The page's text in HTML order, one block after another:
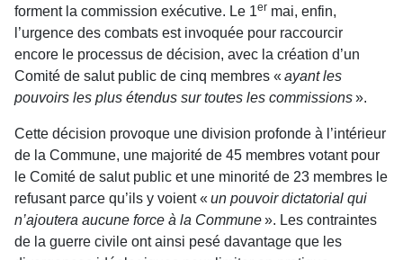
forment la commission exécutive. Le 1er mai, enfin,
l’urgence des combats est invoquée pour raccourcir
encore le processus de décision, avec la création d’un
Comité de salut public de cinq membres « ayant les
pouvoirs les plus étendus sur toutes les commissions».
Cette décision provoque une division profonde à l’intérieur
de la Commune, une majorité de 45 membres votant pour
le Comité de salut public et une minorité de 23 membres le
refusant parce qu’ils y voient « un pouvoir dictatorial qui
n’ajoutera aucune force à la Commune». Les contraintes
de la guerre civile ont ainsi pesé davantage que les